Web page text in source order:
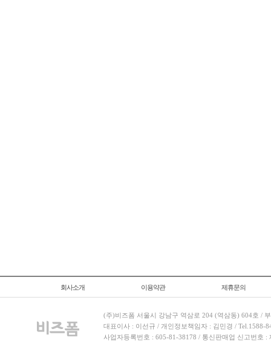
회사소개 이용약관 제휴문의
(주)비즈폼 서울시 강남구 역삼로 204 (역삼동) 604호 /
대표이사 : 이선규 / 개인정보책임자 : 김민경 / Tel.1588-
사업자등록번호 : 605-81-38178 / 통신판매업 신고번호 :